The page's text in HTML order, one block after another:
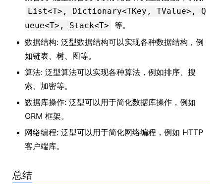
List<T>, Dictionary<TKey, TValue>, Q
ueue<T>, Stack<T>
等。
数据结构: 泛型数据结构可以实现各种数据结构，例
如链表、树、图等。
算法: 泛型算法可以实现各种算法，例如排序、搜
索、加密等。
数据库操作: 泛型可以用于简化数据库操作，例如
ORM 框架。
网络编程: 泛型可以用于简化网络编程，例如 HTTP
客户端库。
总结